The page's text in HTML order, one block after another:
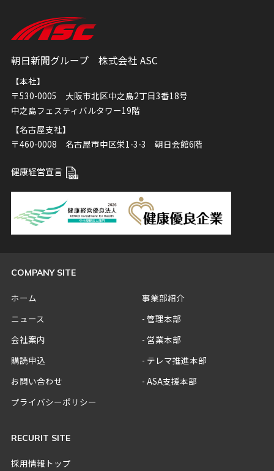
朝日新聞グループ 株式会社 ASC
【本社】
〒530-0005 大阪市北区中之島2丁目3番18号
中之島フェスティバルタワー19階
【名古屋支社】
〒460-0008 名古屋市中区栄1-3-3 朝日会館6階
健康経営宣言
COMPANY SITE
ホーム
ニュース
会社案内
購読申込
お問い合わせ
プライバシーポリシー
事業部紹介
管理本部
営業本部
テレマ推進本部
ASA支援本部
RECURIT SITE
採用情報トップ